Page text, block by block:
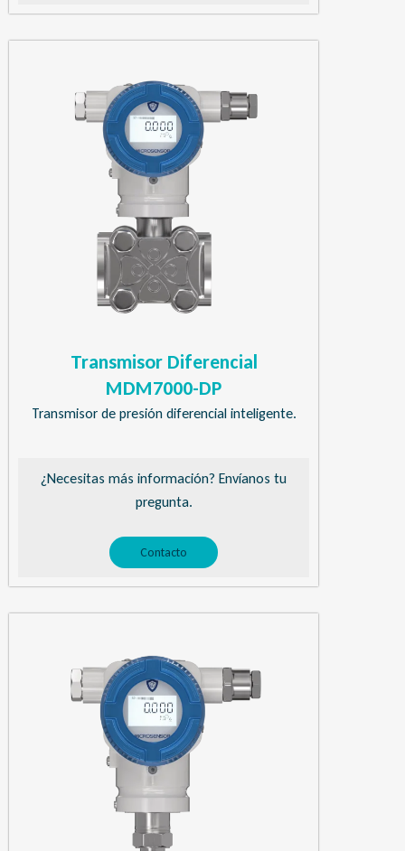
Transmisor Diferencial
MDM7000-DP
Transmisor de presión diferencial inteligente.
¿Necesitas más información? Envíanos tu
pregunta.
Contacto